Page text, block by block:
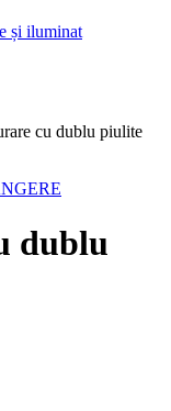
și iluminat
cu dublu piulite
dublu